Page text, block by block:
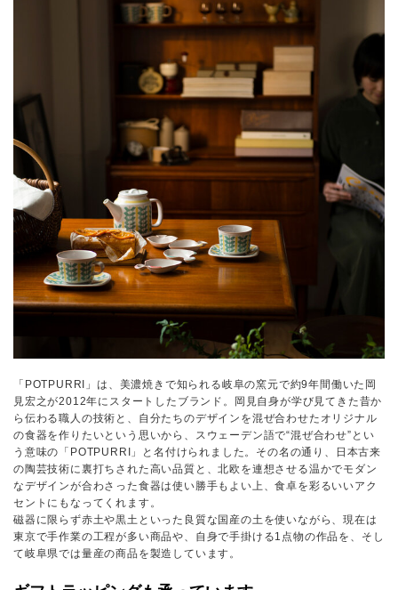
「POTPURRI」は、美濃焼きで知られる岐阜の窯元で約9年間働いた岡
見宏之が2012年にスタートしたブランド。岡見自身が学び見てきた昔か
ら伝わる職人の技術と、自分たちのデザインを混ぜ合わせたオリジナル
の食器を作りたいという思いから、スウェーデン語で“混ぜ合わせ”とい
う意味の「POTPURRI」と名付けられました。その名の通り、日本古来
の陶芸技術に裏打ちされた高い品質と、北欧を連想させる温かでモダン
なデザインが合わさった食器は使い勝手もよい上、食卓を彩るいいアク
セントにもなってくれます。
磁器に限らず赤土や黒土といった良質な国産の土を使いながら、現在は
東京で手作業の工程が多い商品や、自身で手掛ける1点物の作品を、そし
て岐阜県では量産の商品を製造しています。